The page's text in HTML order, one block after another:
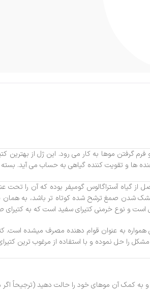
فرم گرفتن موها به کار می رود. این ژل از
ها و تقویت کننده گیاهی به حساب می آید.
صمغ ترشح شده کوتاه تر باشد، به همان
است و نوع خرمنی کتیرای سفید است که به
همواره به عنوان قوام دهنده مصرف میشده
را حل نموده و با استفاده از مرغوب ترین
و به کمک آن موهای خود را حالت دهید (ترجیحاً